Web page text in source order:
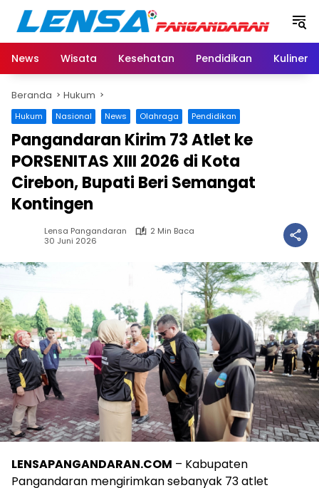
Langsung
konten
News
Wisata Kesehatan Pendidikan Kuliner
Beranda Hukum
Hukum Nasional News Olahraga Pendidikan
Pangandaran Kirim 73 Atlet ke
PORSENITAS XIII 2026 di Kota
Cirebon, Bupati Beri Semangat
Kontingen
Lensa Pangandaran
2 Min Baca
30 Juni 2026
LENSAPANGANDARAN.COM – Kabupaten
Pangandaran mengirimkan sebanyak 73 atlet